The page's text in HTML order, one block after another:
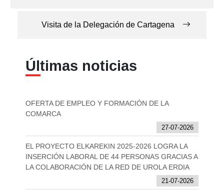
Visita de la Delegación de Cartagena
Últimas noticias
OFERTA DE EMPLEO Y FORMACIÓN DE LA
COMARCA
27-07-2026
EL PROYECTO ELKAREKIN 2025-2026 LOGRA LA
INSERCIÓN LABORAL DE 44 PERSONAS GRACIAS A
LA COLABORACIÓN DE LA RED DE UROLA ERDIA
21-07-2026